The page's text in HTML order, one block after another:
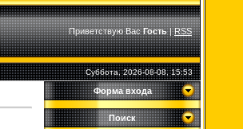
Приветствую Вас Гость|RSS
Суббота, 2026-08-08, 15:53
Форма входа
Поиск